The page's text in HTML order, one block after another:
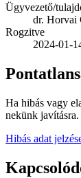
Ügyvezető/
dr. Horvai
Rogzitve
2024-01-
Ha hibás vagy
nekünk javításra.
Hibás adat